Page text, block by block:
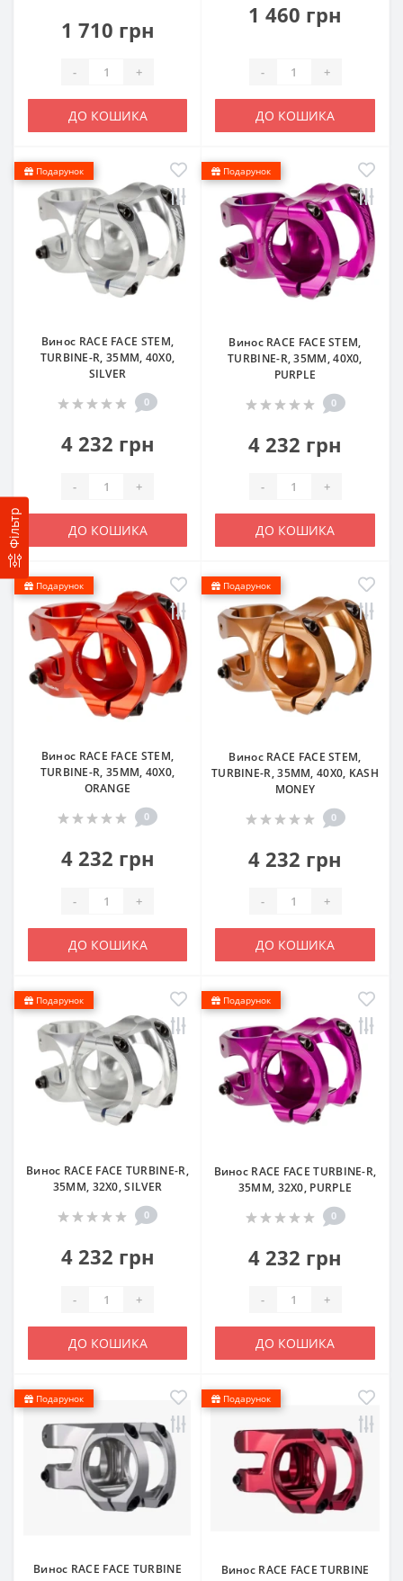
Фільтр
1 710 грн
- +
ДО КОШИКА
1 460 грн
- +
ДО КОШИКА
Подарунок
Винос RACE FACE STEM,
TURBINE-R, 35MM, 40X0,
SILVER
0
4 232 грн
- +
ДО КОШИКА
Подарунок
Винос RACE FACE STEM,
TURBINE-R, 35MM, 40X0,
PURPLE
0
4 232 грн
- +
ДО КОШИКА
Подарунок
Винос RACE FACE STEM,
TURBINE-R, 35MM, 40X0,
ORANGE
0
4 232 грн
- +
ДО КОШИКА
Подарунок
Винос RACE FACE STEM,
TURBINE-R, 35MM, 40X0, KASH
MONEY
0
4 232 грн
- +
ДО КОШИКА
Подарунок
Винос RACE FACE TURBINE-R,
35MM, 32X0, SILVER
0
4 232 грн
- +
ДО КОШИКА
Подарунок
Винос RACE FACE TURBINE-R,
35MM, 32X0, PURPLE
0
4 232 грн
- +
ДО КОШИКА
Подарунок
Винос RACE FACE TURBINE
Подарунок
Винос RACE FACE TURBINE